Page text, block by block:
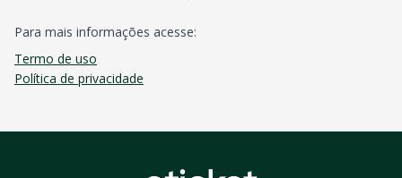
Para mais informações acesse:
Termo de uso
Política de privacidade